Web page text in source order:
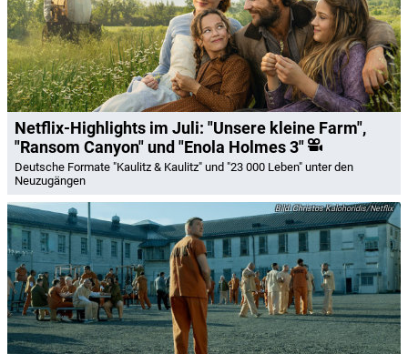
Netflix-Highlights im Juli: "Unsere kleine Farm",
"Ransom Canyon" und "Enola Holmes 3"
Deutsche Formate "Kaulitz & Kaulitz" und "23 000 Leben" unter den
Neuzugängen
Christos Kalohoridis/Netflix